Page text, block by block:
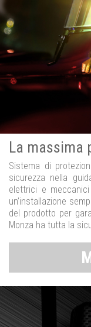
La massima
Sistema di
sicurezza nella
elettrici e
un’installazione
del prodotto per
Monza ha tutta la